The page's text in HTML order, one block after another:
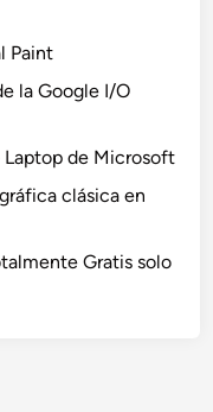
Paint
la Google I/O
Laptop de Microsoft
clásica en
Gratis solo